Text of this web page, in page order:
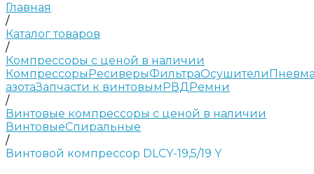
Главная
/
Каталог товаров
/
Компрессоры с ценой в наличии
КомпрессорыРесиверыФильтраОсушители
азотаЗапчасти к винтовымРВДРемни
/
Винтовые компрессоры с ценой в наличии
ВинтовыеСпиральные
/
Винтовой компрессор DLCY-19,5/19 Y